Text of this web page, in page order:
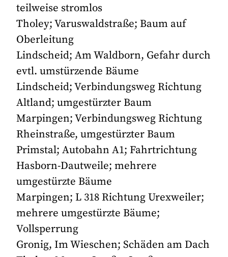
teilweise stromlos
Tholey; Varuswaldstraße; Baum auf
Oberleitung
Lindscheid; Am Waldborn, Gefahr durch
evtl. umstürzende Bäume
Lindscheid; Verbindungsweg Richtung
Altland; umgestürzter Baum
Marpingen; Verbindungsweg Richtung
Rheinstraße, umgestürzter Baum
Primstal; Autobahn A1; Fahrtrichtung
Hasborn-Dautweile; mehrere
umgestürzte Bäume
Marpingen; L 318 Richtung Urexweiler;
mehrere umgestürzte Bäume;
Vollsperrung
Gronig, Im Wieschen; Schäden am Dach